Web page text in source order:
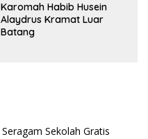
Karomah Habib Husein
Alaydrus Kramat Luar
Batang